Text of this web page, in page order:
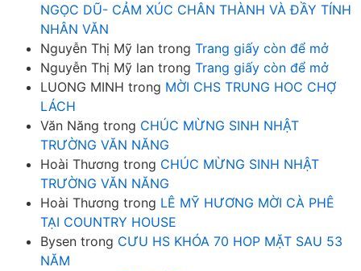
NGỌC DŨ- CẢM XÚC CHÂN THÀNH VÀ ĐẦY TÍNH
NHÂN VĂN
Nguyễn Thị Mỹ lan trong Trang giấy còn để mở
Nguyễn Thị Mỹ lan trong Trang giấy còn để mở
LUONG MINH trong MỜI CHS TRUNG HOC CHỢ
LÁCH
Văn Năng trong CHÚC MỪNG SINH NHẬT
TRƯỜNG VĂN NĂNG
Hoài Thương trong CHÚC MỪNG SINH NHẬT
TRƯỜNG VĂN NĂNG
Hoài Thương trong LÊ MỸ HƯƠNG MỜI CÀ PHÊ
TẠI COUNTRY HOUSE
Bysen trong CƯU HS KHÓA 70 HOP MẶT SAU 53
NĂM